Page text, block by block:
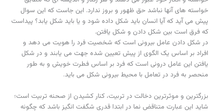
خواسته های آنها نباشد حق ظهور و بروز ندارد. این جاست که این سوال
پیش می آید که آیا انسان باید شکل داده شود و یا باید شکل یابد؟ پیداست
که فرق است بین شکل دادن و شکل یافتن.
در شکل دادن عامل بیرونی است که شخصیت فرد را هویت می دهد و
افراد بر اساس یک الگوی از پیش تعیین شده جهت می یابند و در شکل
یافتن این عامل درونی است که فرد بر اساس فطرت خویش و به طور
منحصر به فرد در تعامل با محیط بیرونی شکل می باید.
بزرگترین و موثرترین دخالت در تربیت، کنار کشیدن از صحنه تربیت است؛
شاید این عبارت متناقض نما در ابتدا قدری شگفت انگیز باشد که چگونه